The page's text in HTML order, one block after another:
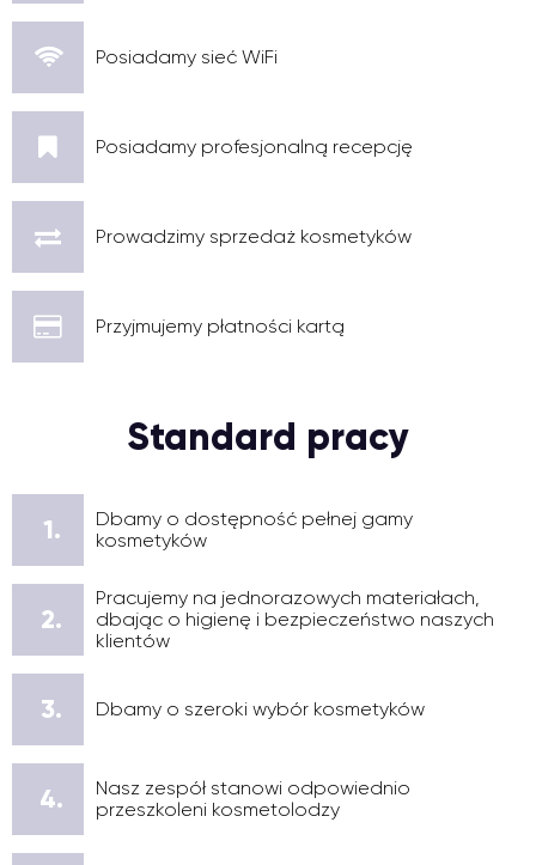
Posiadamy sieć WiFi
Posiadamy profesjonalną recepcję
Prowadzimy sprzedaż kosmetyków
Przyjmujemy płatności kartą
Standard pracy
1.
Dbamy o dostępność pełnej gamy
kosmetyków
2.
Pracujemy na jednorazowych materiałach,
dbając o higienę i bezpieczeństwo naszych
klientów
3. Dbamy o szeroki wybór kosmetyków
4.
Nasz zespół stanowi odpowiednio
przeszkoleni kosmetolodzy